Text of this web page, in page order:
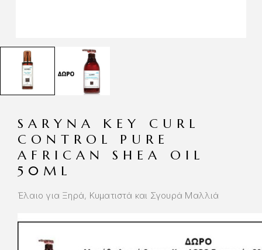
SARYNA KEY CURL
CONTROL PURE
AFRICAN SHEA OIL
50ML
Έλαιo για Ξηρά, Κυματιστά και Σγουρά Μαλλιά